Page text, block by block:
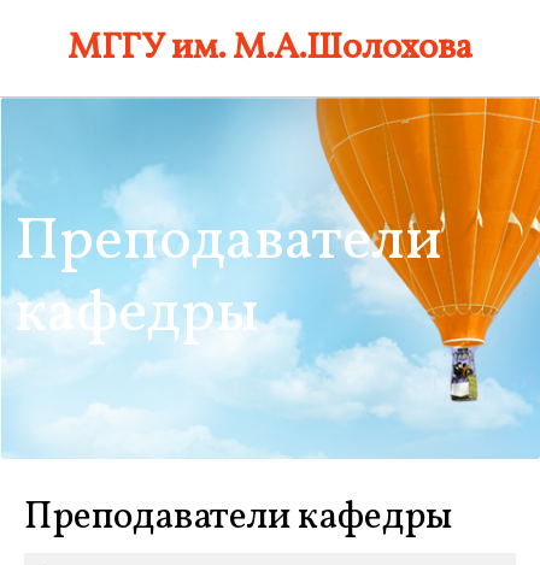
МГГУ им. М.А.Шолохова
Преподаватели
кафедры
Преподаватели кафедры